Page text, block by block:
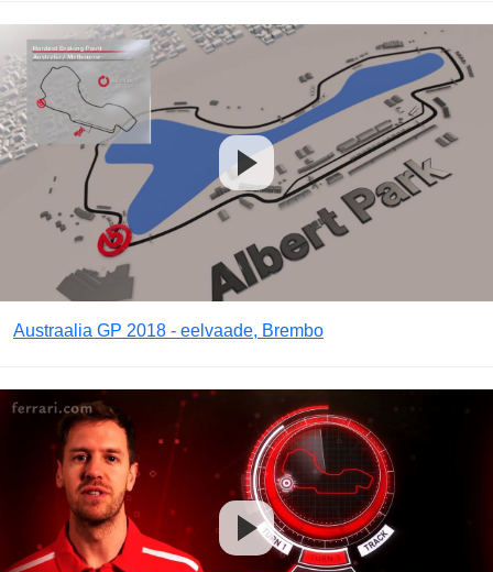
Austraalia GP 2018 - eelvaade, Brembo